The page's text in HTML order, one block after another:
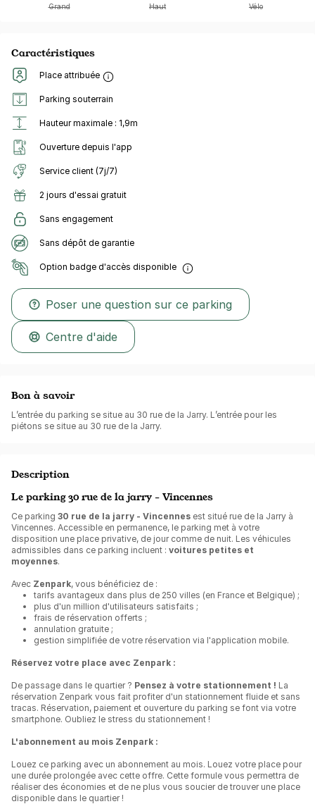
Grand Haut Vélo
Caractéristiques
Place attribuée
Parking souterrain
Hauteur maximale : 1,9m
Ouverture depuis l'app
Service client (7j/7)
2 jours d'essai gratuit
Sans engagement
Sans dépôt de garantie
Option badge d'accès disponible
Poser une question sur ce parking
Centre d'aide
Bon à savoir
L’entrée du parking se situe au 30 rue de la Jarry. L’entrée pour les
piétons se situe au 30 rue de la Jarry.
Description
Le parking 30 rue de la jarry - Vincennes
Ce parking 30 rue de la jarry - Vincennes est situé rue de la Jarry à
Vincennes. Accessible en permanence, le parking met à votre
disposition une place privative, de jour comme de nuit. Les véhicules
admissibles dans ce parking incluent : voitures petites et
moyennes.
Avec Zenpark, vous bénéficiez de :
tarifs avantageux dans plus de 250 villes (en France et Belgique) ;
plus d'un million d'utilisateurs satisfaits ;
frais de réservation offerts ;
annulation gratuite ;
gestion simplifiée de votre réservation via l'application mobile.
Réservez votre place avec Zenpark :
De passage dans le quartier ? Pensez à votre stationnement ! La
réservation Zenpark vous fait profiter d'un stationnement fluide et sans
tracas. Réservation, paiement et ouverture du parking se font via votre
smartphone. Oubliez le stress du stationnement !
L'abonnement au mois Zenpark :
Louez ce parking avec un abonnement au mois. Louez votre place pour
une durée prolongée avec cette offre. Cette formule vous permettra de
réaliser des économies et de ne plus vous soucier de trouver une place
disponible dans le quartier !